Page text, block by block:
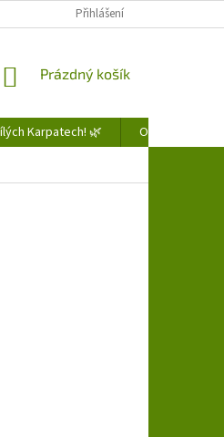
Přihlášení
NÁKUPNÍ
Prázdný košík
Karpatech! 🌿
Obchodní